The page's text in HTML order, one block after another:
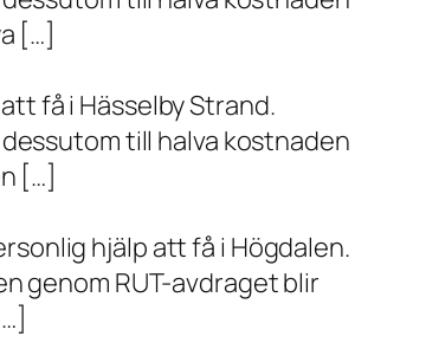
[…]
få i Hässelby Strand.
till halva kostnaden
[…]
hjälp att få i Högdalen.
genom RUT-avdraget blir